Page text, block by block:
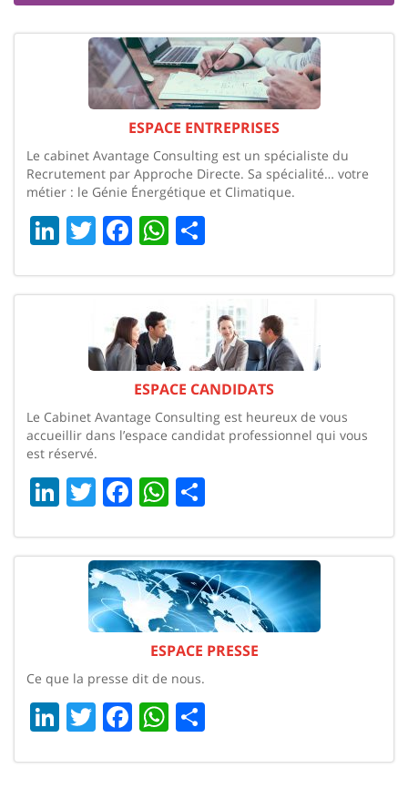
ESPACE ENTREPRISES
Le cabinet Avantage Consulting est un spécialiste du
Recrutement par Approche Directe. Sa spécialité… votre
métier : le Génie Énergétique et Climatique.
LinkedIn
Twitter
Facebook
WhatsApp
ESPACE CANDIDATS
Le Cabinet Avantage Consulting est heureux de vous
accueillir dans l’espace candidat professionnel qui vous
est réservé.
LinkedIn
Twitter
Facebook
WhatsApp
ESPACE PRESSE
Ce que la presse dit de nous.
LinkedIn
Twitter
Facebook
WhatsApp